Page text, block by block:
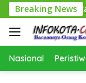
Langsung
ke
konten
Breaking News
Terapkan
Nasional